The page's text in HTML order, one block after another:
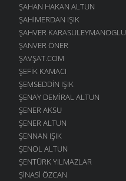
ŞAHAN HAKAN ALTUN
ŞAHIMERDAN IŞIK
ŞAHVER KARASULEYMANOGLU
ŞANVER ÖNER
ŞAVŞAT.COM
ŞEFIK KAMACI
ŞEMSEDDIN IŞIK
ŞENAY DEMIRAL ALTUN
ŞENER AKSU
ŞENER ALTUN
ŞENNAN IŞIK
ŞENOL ALTUN
ŞENTÜRK YILMAZLAR
ŞINASI ÖZCAN